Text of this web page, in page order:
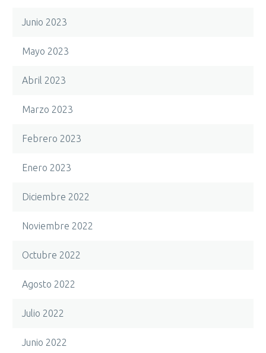
Junio 2023
Mayo 2023
Abril 2023
Marzo 2023
Febrero 2023
Enero 2023
Diciembre 2022
Noviembre 2022
Octubre 2022
Agosto 2022
Julio 2022
Junio 2022